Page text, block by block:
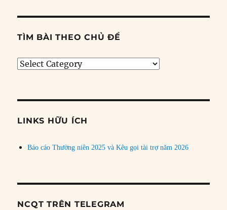
TÌM BÀI THEO CHỦ ĐỀ
Tìm
đề
LINKS HỮU ÍCH
Báo cáo Thường niên 2025 và Kêu gọi tài trợ năm 2026
NCQT TRÊN TELEGRAM